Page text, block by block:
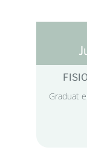
Graduat